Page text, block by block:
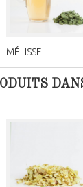
MÉLISSE